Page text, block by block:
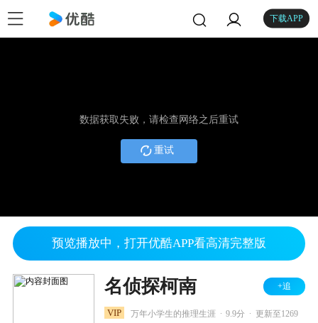
下载APP
数据获取失败，请检查网络之后重试
重试
预览播放中，打开优酷APP看高清完整版
名侦探柯南 +追
VIP 万年小学生的推理生涯 9.9分
更新至1269